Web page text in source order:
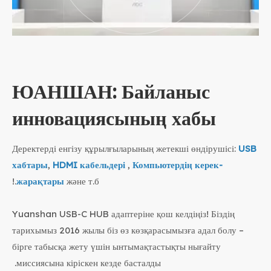
ЮАНШАН: Байланыс
инновациясының хабы
Деректерді енгізу құрылғыларының жетекші өндірушісі: USB
хабтары, HDMI кабельдері , Компьютердің керек-
жарақтары және т.б.!
Yuanshan USB-C HUB адаптеріне қош келдіңіз! Біздің
тарихымыз 2016 жылы біз өз көзқарасымызға адал болу –
бірге табысқа жету үшін ынтымақтастықты нығайту
миссиясына кіріскен кезде басталды.